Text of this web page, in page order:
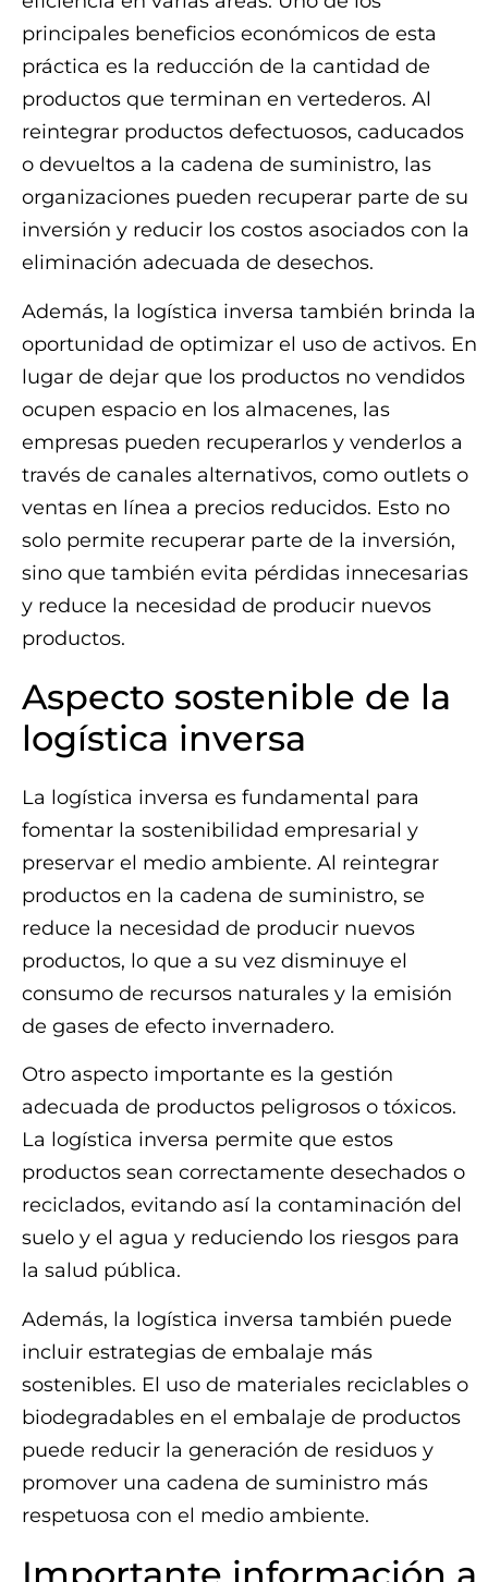
principales beneficios económicos de esta
práctica es la reducción de la cantidad de
productos que terminan en vertederos. Al
reintegrar productos defectuosos, caducados
o devueltos a la cadena de suministro, las
organizaciones pueden recuperar parte de su
inversión y reducir los costos asociados con la
eliminación adecuada de desechos.
Además, la logística inversa también brinda la
oportunidad de optimizar el uso de activos. En
lugar de dejar que los productos no vendidos
ocupen espacio en los almacenes, las
empresas pueden recuperarlos y venderlos a
través de canales alternativos, como outlets o
ventas en línea a precios reducidos. Esto no
solo permite recuperar parte de la inversión,
sino que también evita pérdidas innecesarias
y reduce la necesidad de producir nuevos
productos.
Aspecto sostenible de la
logística inversa
La logística inversa es fundamental para
fomentar la sostenibilidad empresarial y
preservar el medio ambiente. Al reintegrar
productos en la cadena de suministro, se
reduce la necesidad de producir nuevos
productos, lo que a su vez disminuye el
consumo de recursos naturales y la emisión
de gases de efecto invernadero.
Otro aspecto importante es la gestión
adecuada de productos peligrosos o tóxicos.
La logística inversa permite que estos
productos sean correctamente desechados o
reciclados, evitando así la contaminación del
suelo y el agua y reduciendo los riesgos para
la salud pública.
Además, la logística inversa también puede
incluir estrategias de embalaje más
sostenibles. El uso de materiales reciclables o
biodegradables en el embalaje de productos
puede reducir la generación de residuos y
promover una cadena de suministro más
respetuosa con el medio ambiente.
Importante información a